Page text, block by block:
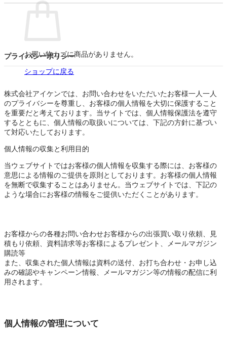
お買い物カゴに商品がありません。
ショップに戻る
プライバシーポリシー
株式会社アイケンでは、お問い合わせをいただいたお客様一人一人
のプライバシーを尊重し、お客様の個人情報を大切に保護すること
を重要だと考えております。当サイトでは、個人情報保護法を遵守
するとともに、個人情報の取扱いについては、下記の方針に基づい
て対応いたしております。
個人情報の収集と利用目的
当ウェブサイトではお客様の個人情報を収集する際には、お客様の
意思による情報のご提供を原則としております。お客様の個人情報
を無断で収集することはありません。当ウェブサイトでは、下記の
ような場合にお客様の情報をご提供いただくことがあります。
お客様からの各種お問い合わせお客様からの出張買い取り依頼、見
積もり依頼、資料請求等お客様によるプレゼント、メールマガジン
購読等
また、収集された個人情報は資料の送付、お打ち合わせ・お申し込
みの確認やキャンペーン情報、メールマガジン等の情報の配信に利
用されます。
個人情報の管理について